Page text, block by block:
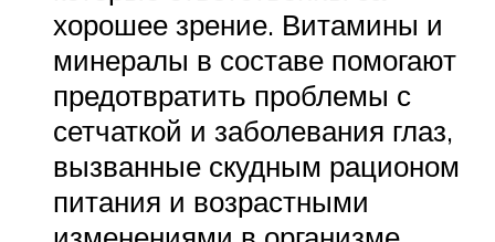
хорошее зрение. Витамины и
минералы в составе помогают
предотвратить проблемы с
сетчаткой и заболевания глаз,
вызванные скудным рационом
питания и возрастными